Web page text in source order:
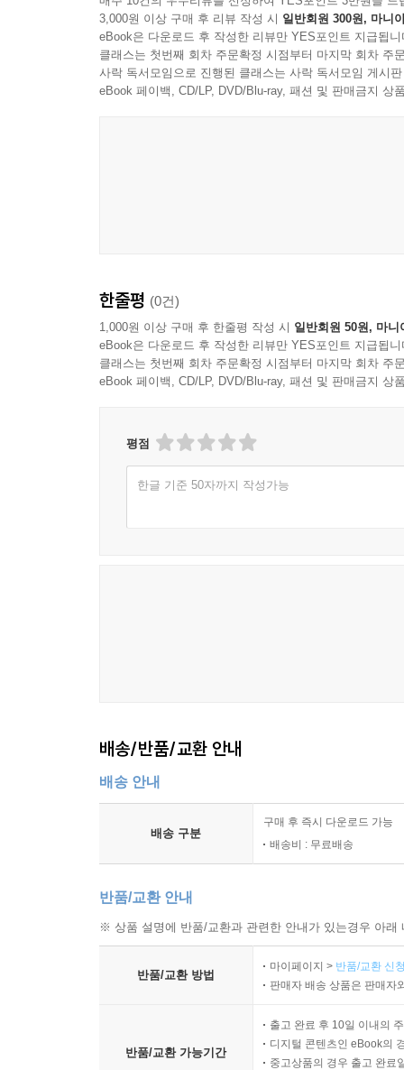
5-1. 검증 습관: 수치·인용 100% 대조
5-2. 회사 기밀·개인정보: 무엇을 입력하면 안 되나
5-3. 한국 AI 표기 의무·회사 정책
5-4. 직무별 실전 레시피
3,000원 이상 구매 후 리뷰 작성 시 일반회원 300원, 마니
eBook은 다운로드 후 작성한 리뷰만 YES포인트 지급됩니
클래스는 첫번째 회차 주문확정 시점부터 마지막 회차 주
사락 독서모임으로 진행된 클래스는 사락 독서모임 게시
eBook 페이백, CD/LP, DVD/Blu-ray, 패션 및 판매금지 상
한줄평 (0건)
1,000원 이상 구매 후 한줄평 작성 시 일반회원 50원, 마니
eBook은 다운로드 후 작성한 리뷰만 YES포인트 지급됩니
클래스는 첫번째 회차 주문확정 시점부터 마지막 회차 주
eBook 페이백, CD/LP, DVD/Blu-ray, 패션 및 판매금지 상
평점
한글 기준 50자까지 작성가능
배송/반품/교환 안내
배송 안내
배송 구분
구매 후 즉시 다운로드 가능
배송비 : 무료배송
반품/교환 안내
※ 상품 설명에 반품/교환과 관련한 안내가 있는경우 아
반품/교환 방법
마이페이지 > 반품/교환 신
판매자 배송 상품은 판매자
반품/교환 가능기간
출고 완료 후 10일 이내의
디지털 콘텐츠인 eBook의
중고상품의 경우 출고 완료